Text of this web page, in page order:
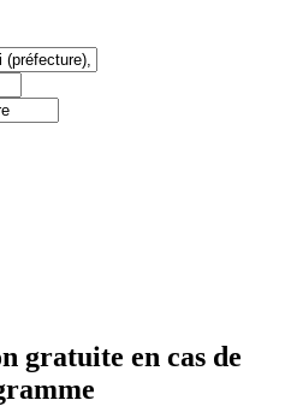
gratuite en cas de